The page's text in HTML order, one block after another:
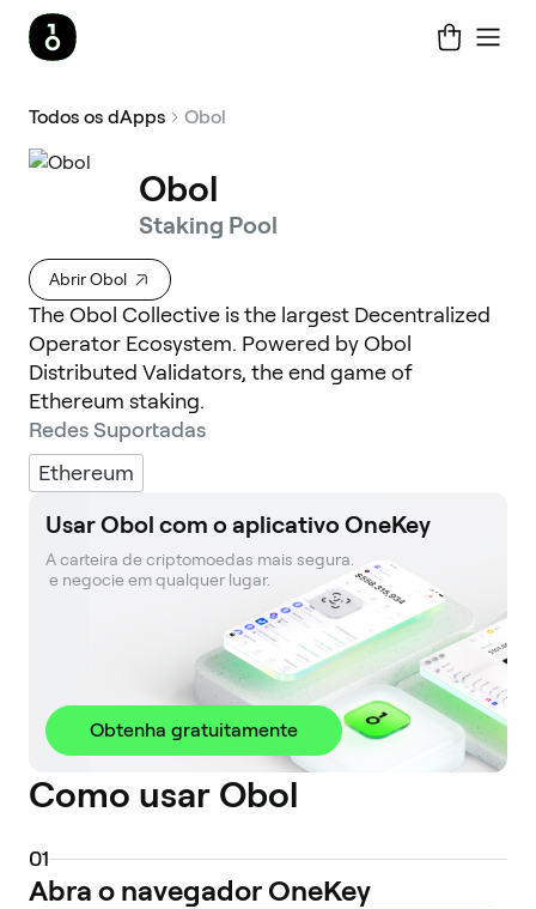
Todos os dApps Obol
Obol
Staking Pool
Abrir Obol
The Obol Collective is the largest Decentralized
Operator Ecosystem. Powered by Obol
Distributed Validators, the end game of
Ethereum staking.
Redes Suportadas
Ethereum
Usar Obol com o aplicativo OneKey
A carteira de criptomoedas mais segura.
e negocie em qualquer lugar.
Obtenha gratuitamente
Como usar Obol
01
Abra o navegador OneKey